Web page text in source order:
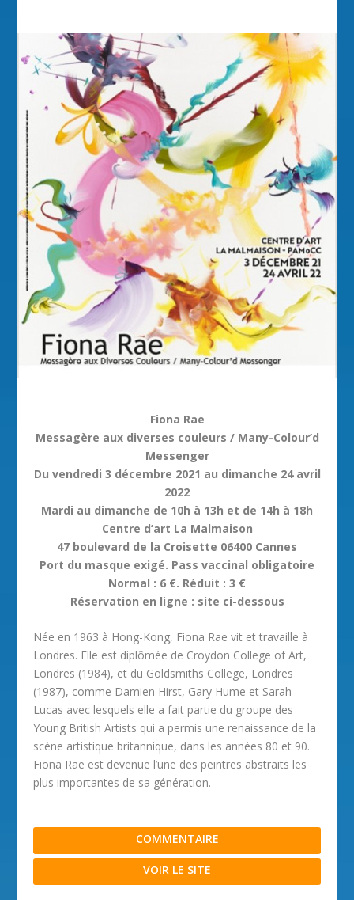
Fiona Rae
Messagère aux diverses couleurs / Many-Colour’d
Messenger
Du vendredi 3 décembre 2021 au dimanche 24 avril
2022
Mardi au dimanche de 10h à 13h et de 14h à 18h
Centre d’art La Malmaison
47 boulevard de la Croisette 06400 Cannes
Port du masque exigé. Pass vaccinal obligatoire
Normal : 6 €. Réduit : 3 €
Réservation en ligne : site ci-dessous
Née en 1963 à Hong-Kong, Fiona Rae vit et travaille à
Londres. Elle est diplômée de Croydon College of Art,
Londres (1984), et du Goldsmiths College, Londres
(1987), comme Damien Hirst, Gary Hume et Sarah
Lucas avec lesquels elle a fait partie du groupe des
Young British Artists qui a permis une renaissance de la
scène artistique britannique, dans les années 80 et 90.
Fiona Rae est devenue l’une des peintres abstraits les
plus importantes de sa génération.
COMMENTAIRE
VOIR LE SITE